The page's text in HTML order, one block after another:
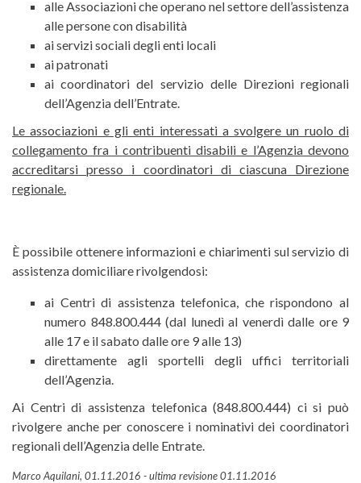
alle Associazioni che operano nel settore dell’assistenza
alle persone con disabilità
ai servizi sociali degli enti locali
ai patronati
ai coordinatori del servizio delle Direzioni regionali
dell’Agenzia dell’Entrate.
Le associazioni e gli enti interessati a svolgere un ruolo di
collegamento fra i contribuenti disabili e l’Agenzia devono
accreditarsi presso i coordinatori di ciascuna Direzione
regionale.
È possibile ottenere informazioni e chiarimenti sul servizio di
assistenza domiciliare rivolgendosi:
ai Centri di assistenza telefonica, che rispondono al
numero 848.800.444 (dal lunedì al venerdì dalle ore 9
alle 17 e il sabato dalle ore 9 alle 13)
direttamente agli sportelli degli uffici territoriali
dell’Agenzia.
Ai Centri di assistenza telefonica (848.800.444) ci si può
rivolgere anche per conoscere i nominativi dei coordinatori
regionali dell’Agenzia delle Entrate.
Marco Aquilani, 01.11.2016 - ultima revisione 01.11.2016